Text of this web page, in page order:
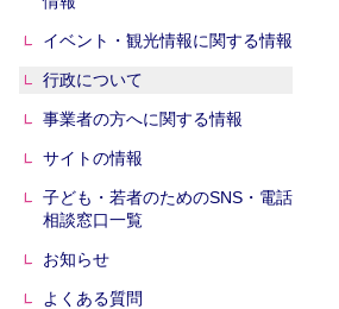
イベント・観光情報に関する情報
行政について
事業者の方へに関する情報
サイトの情報
子ども・若者のためのSNS・電話
相談窓口一覧
お知らせ
よくある質問